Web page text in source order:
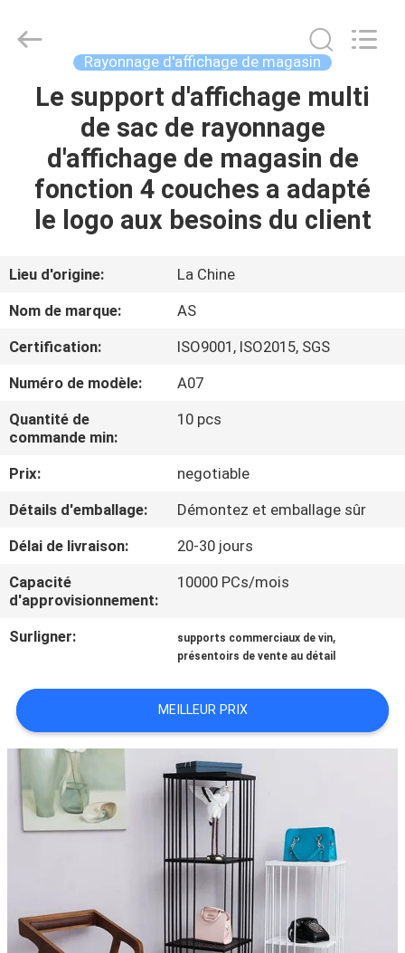
MAISON
PRODUITS
VIDÉOS
AU
SUJET
NOUS
VISITE
D'USINE
CONTRÔLE
DE
QUALITÉ
CONTACTEZ-
DEMANDEZ
UNE
CITATION
PLAN
Display
Shelves
Rayonnage d'affichage de magasin
Le support d'affichage multi
de sac de rayonnage
d'affichage de magasin de
fonction 4 couches a adapté
le logo aux besoins du client
Lieu d'origine:
La Chine
Nom de marque:
AS
Certification:
ISO9001, ISO2015, SGS
Numéro de modèle:
A07
Quantité de
commande min:
10 pcs
Prix:
negotiable
Détails d'emballage:
Démontez et emballage sûr
Délai de livraison:
20-30 jours
Capacité
d'approvisionnement:
10000 PCs/mois
Surligner: supports commerciaux de vin,
présentoirs de vente au détail
MEILLEUR PRIX